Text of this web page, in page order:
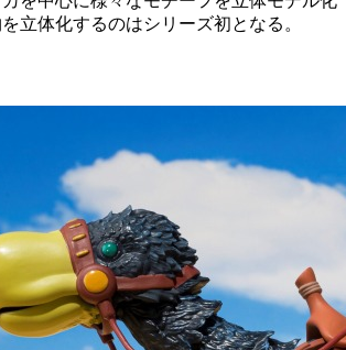
立体化するのはシリーズ初となる。